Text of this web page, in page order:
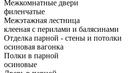
Межкомнатные двери
филенчатые
Межэтажная лестница
клееная с перилами и балясинами
Отделка парной - стены и потолки
осиновая вагонка
Полки в парной
осиновые